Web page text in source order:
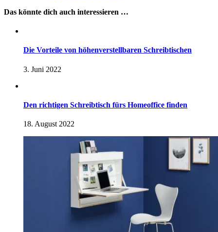
Das könnte dich auch interessieren …
Die Vorteile von höhenverstellbaren Schreibtischen
3. Juni 2022
Den richtigen Schreibtisch fürs Homeoffice finden
18. August 2022